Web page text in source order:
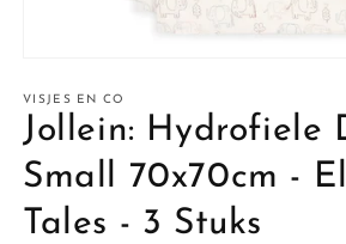
openen
in
modaal
VISJES EN CO
Jollein: Hydrofiele
Small 70x70cm -
Tales - 3 Stuks